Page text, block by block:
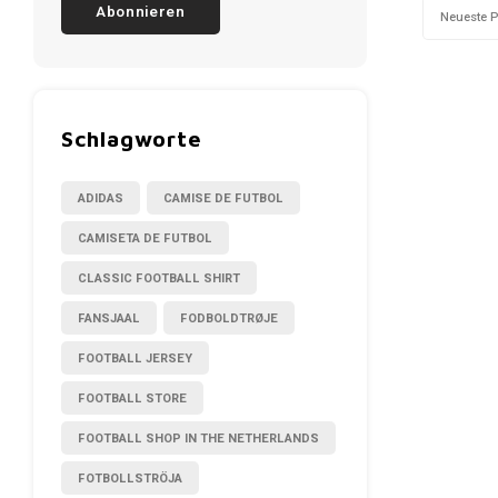
Abonnieren
Schlagworte
ADIDAS CAMISE DE FUTBOL
CAMISETA DE FUTBOL
CLASSIC FOOTBALL SHIRT
FANSJAAL FODBOLDTRØJE
FOOTBALL JERSEY
FOOTBALL STORE
FOOTBALL SHOP IN THE NETHERLANDS
FOTBOLLSTRÖJA
Neueste